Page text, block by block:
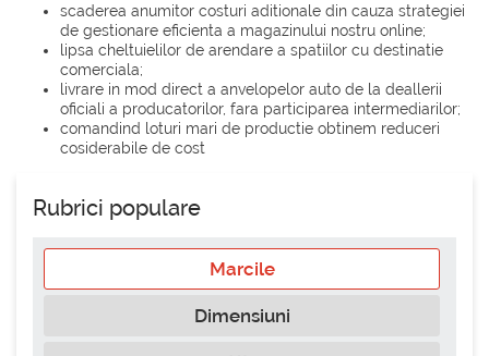
scaderea anumitor costuri aditionale din cauza strategiei
de gestionare eficienta a magazinului nostru online;
lipsa cheltuielilor de arendare a spatiilor cu destinatie
comerciala;
livrare in mod direct a anvelopelor auto de la deallerii
oficiali a producatorilor, fara participarea intermediarilor;
comandind loturi mari de productie obtinem reduceri
cosiderabile de cost
Rubrici populare
Marcile
Dimensiuni